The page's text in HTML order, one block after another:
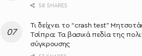
58 SHARES
Τι δείχνει το “crash test”
Τσίπρα: Τα βασικά πεδία της
σύγκρουσης